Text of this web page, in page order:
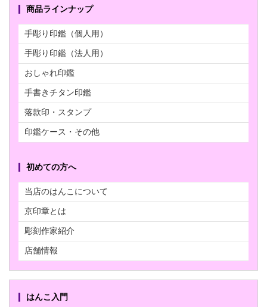
商品ラインナップ
手彫り印鑑（個人用）
手彫り印鑑（法人用）
おしゃれ印鑑
手書きチタン印鑑
落款印・スタンプ
印鑑ケース・その他
初めての方へ
当店のはんこについて
京印章とは
彫刻作家紹介
店舗情報
はんこ入門